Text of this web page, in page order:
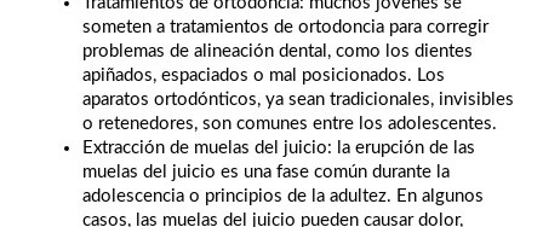
someten a tratamientos de ortodoncia para corregir
problemas de alineación dental, como los dientes
apiñados, espaciados o mal posicionados. Los
aparatos ortodónticos, ya sean tradicionales, invisibles
o retenedores, son comunes entre los adolescentes.
Extracción de muelas del juicio: la erupción de las
muelas del juicio es una fase común durante la
adolescencia o principios de la adultez. En algunos
casos, las muelas del juicio pueden causar dolor,